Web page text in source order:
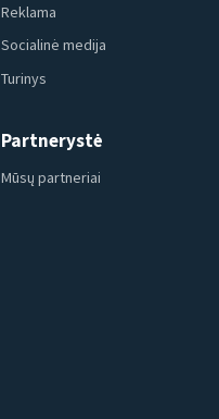
Reklama
Socialinė medija
Turinys
Partnerystė
Mūsų partneriai